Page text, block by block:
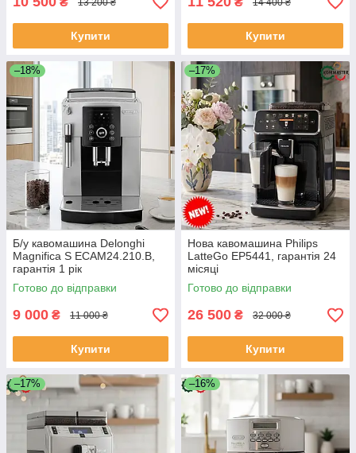
Купити Купити
–18%
Б/у кавомашина Delonghi
Magnifica S ECAM24.210.B,
гарантія 1 рік
Готово до відправки
9 000 ₴ 11 000 ₴
Купити
–17%
Нова кавомашина Philips
LatteGo EP5441, гарантія 24
місяці
Готово до відправки
26 500 ₴ 32 000 ₴
Купити
–17% –16%